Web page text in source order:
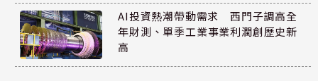
AI投資熱潮帶動需求 西門子調高全
年財測、單季工業事業利潤創歷史新
高